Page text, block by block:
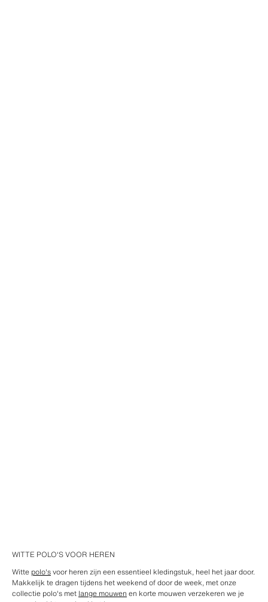
WITTE POLO'S VOOR HEREN
Witte polo'svoor heren zijn een essentieel kledingstuk, heel het jaar door.
Makkelijk te dragen tijdens het weekend of door de week, met onze
collectie polo's met lange mouwen en korte mouwen verzekeren we je